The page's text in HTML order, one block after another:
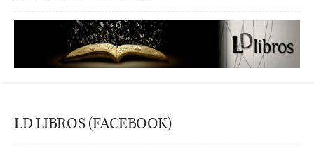
LD LIBROS (FACEBOOK)